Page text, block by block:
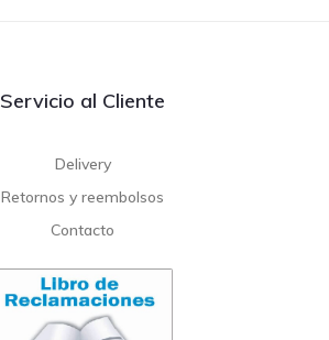
Servicio al Cliente
Delivery
Retornos y reembolsos
Contacto